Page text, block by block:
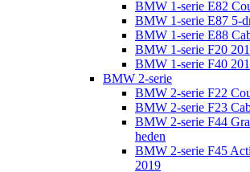
BMW 1-serie E82
BMW 1-serie E87 5-
BMW 1-serie E88
BMW 1-serie F20
BMW 1-serie F40
BMW 2-serie
BMW 2-serie F22
BMW 2-serie F23
BMW 2-serie F44
heden
BMW 2-serie F45
2019